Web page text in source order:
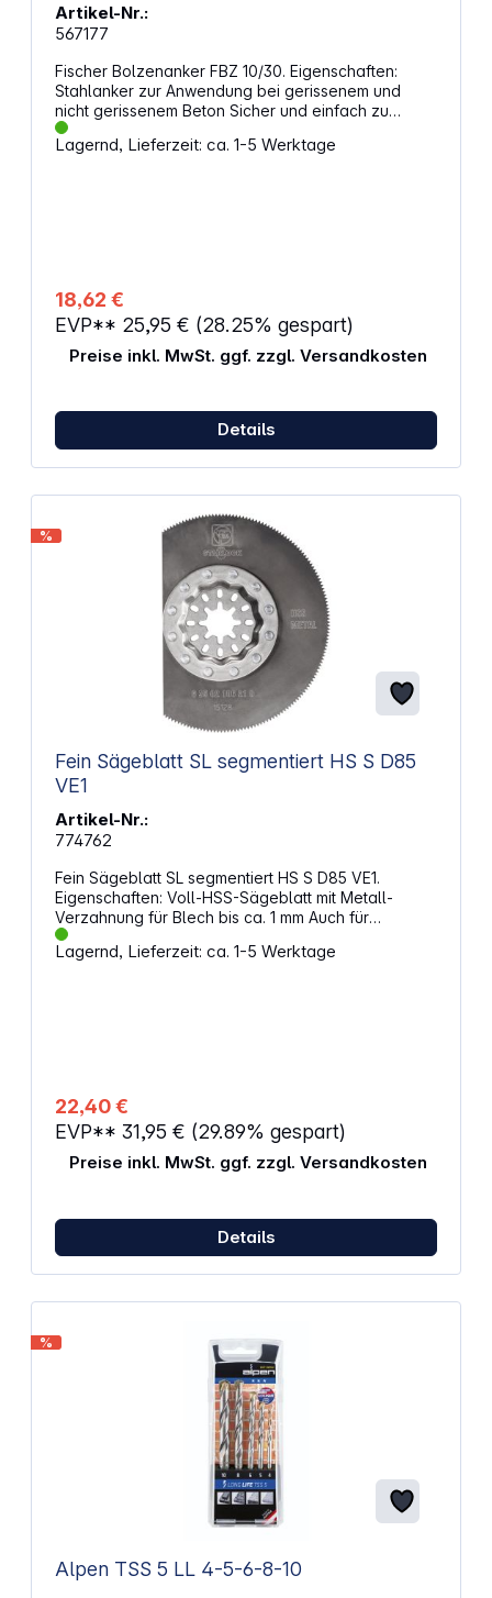
Artikel-Nr.:
567177
Fischer Bolzenanker FBZ 10/30. Eigenschaften:
Stahlanker zur Anwendung bei gerissenem und
nicht gerissenem Beton Sicher und einfach zu
montieren Geeignet zum Verankern von Konsolen,
Kabeltrassen oder Geländern Flexible Nutzung
Lagernd, Lieferzeit: ca. 1-5 Werktage
18,62 €
EVP** 25,95 € (28.25% gespart)
Preise inkl. MwSt. ggf. zzgl. Versandkosten
Details
%
Fein Sägeblatt SL segmentiert HS S D85
VE1
Artikel-Nr.:
774762
Fein Sägeblatt SL segmentiert HS S D85 VE1.
Eigenschaften: Voll-HSS-Sägeblatt mit Metall-
Verzahnung für Blech bis ca. 1 mm Auch für
Kunststoffe, GFK, Holz, Kitt und Buntmetalle
Hervorragende Schnittgeschwindigkeit Saubere,
Lagernd, Lieferzeit: ca. 1-5 Werktage
22,40 €
EVP** 31,95 € (29.89% gespart)
Preise inkl. MwSt. ggf. zzgl. Versandkosten
Details
%
Alpen TSS 5 LL 4-5-6-8-10